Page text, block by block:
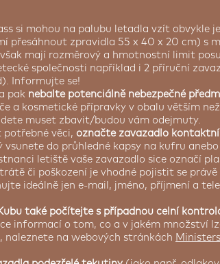
si mohou na palubu letadla vzít obvykle
přesáhnout zpravidla 55 x 40 x 20 cm) s
mají rozměrový a hmotnostní limit
společnosti například i 2 příruční
Informujte se!
pak nebalte potenciálně nebezpečné
a kosmetické přípravky v obalu větším
muset zbavit/budou vám odejmuty.
potřebné věci, označte zavazadlo
vsunete do průhledné kapsy na kufru
letiště vaše zavazadlo sice označí
či poškození je vhodné pojistit se právě
ideálně jen e-mail, jméno, příjmení a
také počítejte s případnou celní
informací o tom, co a v jakém množství
naleznete na webových stránkách